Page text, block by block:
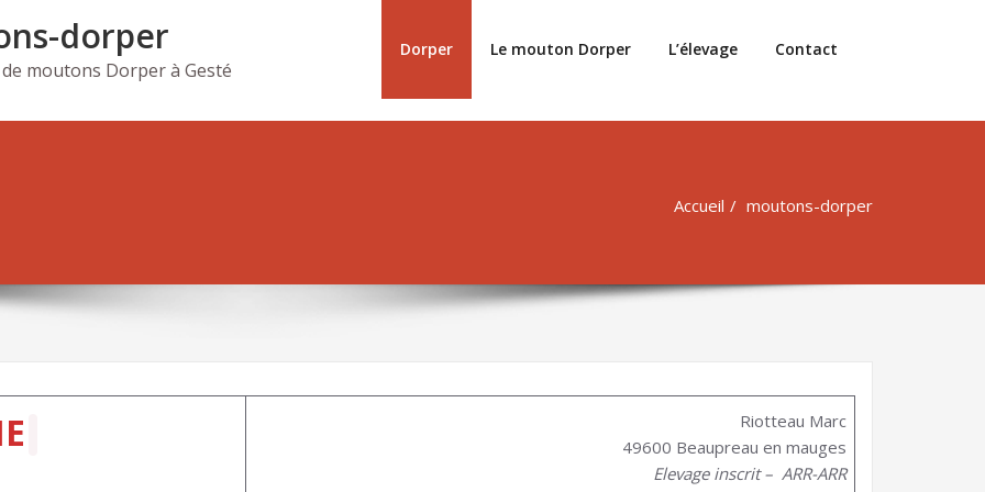
dorper
moutons Dorper à Gesté
Dorper Le mouton Dorper L’élevage Contact
Accueil moutons-dorper
Riotteau Marc
49600 Beaupreau en mauges
Elevage inscrit – ARR-ARR